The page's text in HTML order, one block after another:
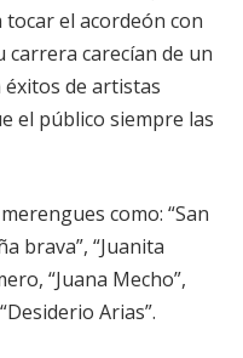
el acordeón con
carrera carecían de un
de artistas
el público siempre las
como: “San
brava”, “Juanita
“Juana Mecho”,
Arias”.